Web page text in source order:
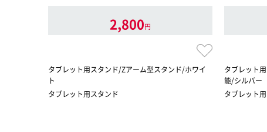
2,800円
タブレット用スタンド/Zアーム型スタンド/ホワイ
ト
タブレット用スタンド
タブレット
能/シルバー
タブレット